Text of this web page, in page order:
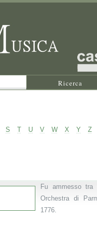
Ricerca
S T U V W X Y
Z
Fu ammesso tra
Orchestra di
1776.